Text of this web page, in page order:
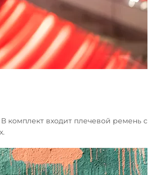
комплект входит плечевой ремень с